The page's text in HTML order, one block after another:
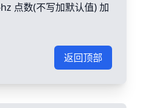
点数(不写加默认值) 加
返回顶部